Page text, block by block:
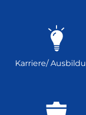
Karriere/